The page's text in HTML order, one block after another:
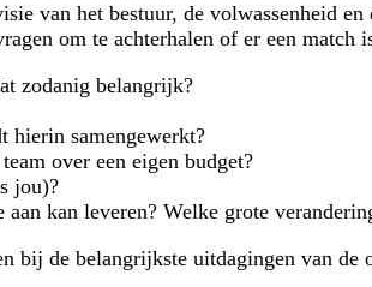
van het bestuur, de volwassenheid en
om te achterhalen of er een match
zodanig belangrijk?
hierin samengewerkt?
over een eigen budget?
jou)?
kan leveren? Welke grote
de belangrijkste uitdagingen van de